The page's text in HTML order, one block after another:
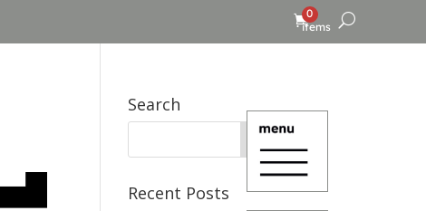
0
items
Search
Recent Posts